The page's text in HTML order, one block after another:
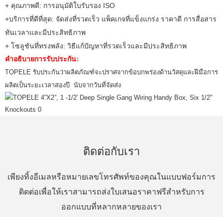
+ คุณภาพดี: การอนุมัติใบรับรอง ISO
+บริการที่ดีที่สุด: จัดส่งที่รวดเร็ว แพ็คเกจที่แข็งแกร่ง ราคาดี การสื่อสาร
ทันเวลาและมีประสิทธิภาพ
+ โซลูชันที่ทรงพลัง: วิธีแก้ปัญหาที่รวดเร็วและมีประสิทธิภาพ
คำอธิบายการรับประกัน:
TOPELE รับประกันว่าผลิตภัณฑ์จะปราศจากข้อบกพร่องด้านวัสดุและฝีมือการ
ผลิตเป็นระยะเวลาสองปี นับจากวันที่จัดส่ง
ติดต่อกับเรา
เพียงทิ้งอีเมลหรือหมายเลขโทรศัพท์ของคุณในแบบฟอร์มการ
ติดต่อเพื่อให้เราสามารถส่งใบเสนอราคาฟรีสำหรับการ
ออกแบบที่หลากหลายของเรา